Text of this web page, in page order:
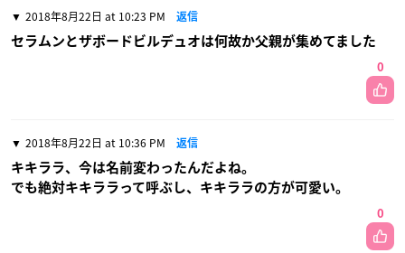
2018年8月22日 at 10:23 PM 返信
セラムンとザボードビルデュオは何故か父親が集めてました
0
2018年8月22日 at 10:36 PM 返信
キキララ、今は名前変わったんだよね。
でも絶対キキララって呼ぶし、キキララの方が可愛い。
0